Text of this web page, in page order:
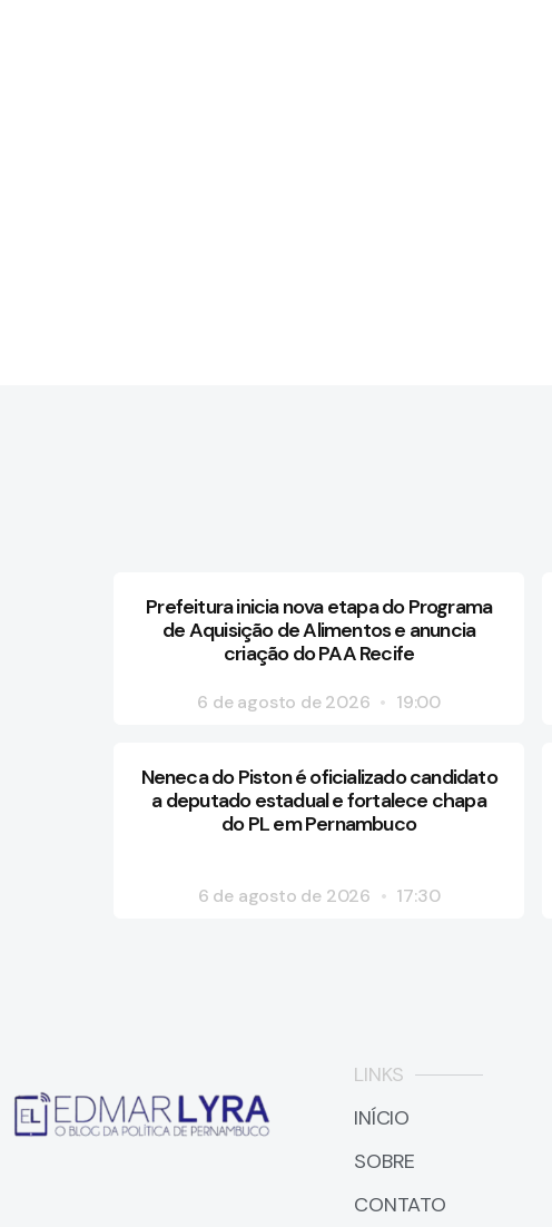
Prefeitura inicia nova etapa do Programa
de Aquisição de Alimentos e anuncia
criação do PAA Recife
6 de agosto de 2026 19:00
Neneca do Piston é oficializado candidato
a deputado estadual e fortalece chapa
do PL em Pernambuco
6 de agosto de 2026 17:30
LINKS
INÍCIO
SOBRE
CONTATO